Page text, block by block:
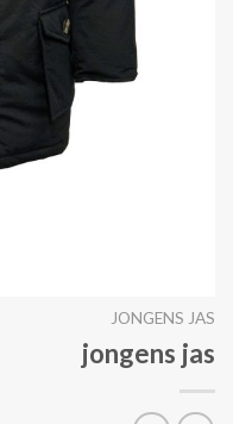
JONGENS JAS
jongens jas